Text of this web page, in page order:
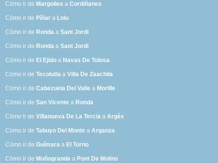
Cómo ir de Margolles aCordiñanes
Cómo ir de Píñar a Loiu
Cómo ir de Ronda aSant Jordi
Cómo ir de Ronda aSant Jordi
Cómo ir de El Ejido a Navas De Tolosa
Cómo ir deTecolutla aVilla De Zaachila
Cómo ir deCabezuela Del Valle a Morille
Cómo ir deSan Vicente a Ronda
Cómo ir deVillanueva De La Tercia aArgés
Cómo ir deTabuyo Del Monte aArganza
Cómo ir deGuímara a El Torno
Cómo ir de Muñogrande a Pont De Molins